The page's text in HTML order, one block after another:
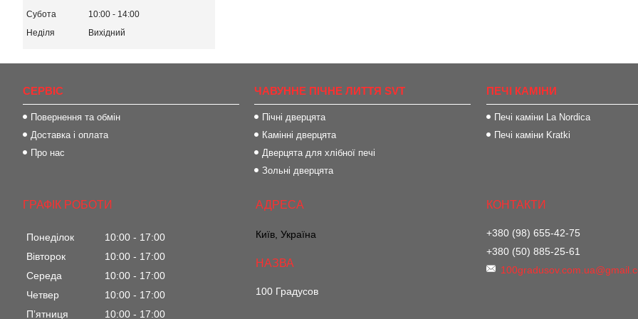
Субота
10:00
14:00
Неділя
Вихідний
СЕРВІС
Повернення та обмін
Доставка і оплата
Про нас
ЧАВУННЕ ПІЧНЕ ЛИТТЯ SVT
Пічні дверцята
Камінні дверцята
Дверцята для хлібної печі
Зольні дверцята
ПЕЧІ КАМІНИ
Печі каміни La Nordica
Печі каміни Kratki
ГРАФІК РОБОТИ
Понеділок 10:00
17:00
Вівторок
10:00
17:00
Середа
10:00
17:00
Четвер
10:00
17:00
Пʼятниця
10:00 17:00
Київ, Україна
100 Градусов
+380 (98) 655-42-75
+380 (50) 885-25-61